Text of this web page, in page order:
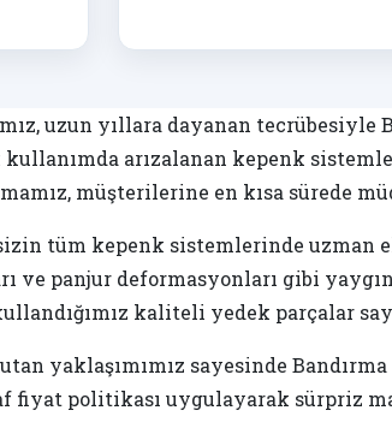
uzun yıllara dayanan
kullanımda arızalanan kepenk
müşterilerine en kısa sürede
tüm kepenk sistemlerinde uzman
ve panjur deformasyonları gibi
kaliteli yedek parçalar
yaklaşımımız sayesinde
fiyat politikası uygulayarak sürpriz